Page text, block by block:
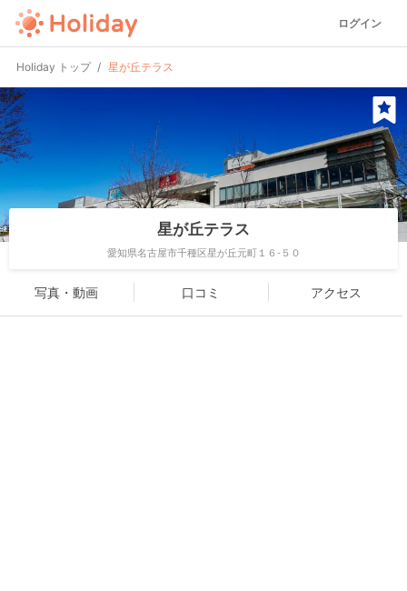
ログイン
Holiday トップ 星が丘テラス
星が丘テラス
愛知県名古屋市千種区星が丘元町１６-５０
写真・動画 口コミ アクセス